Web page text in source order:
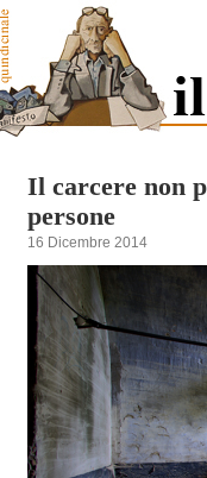
Il carcere non
persone
16 Dicembre 2014